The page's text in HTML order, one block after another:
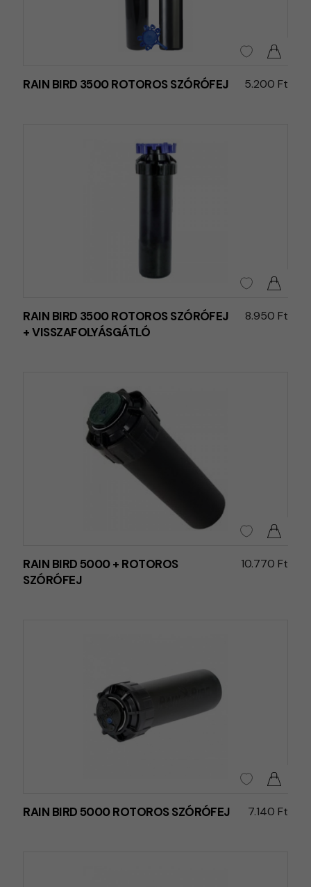
RAIN BIRD 3500 ROTOROS SZÓRÓFEJ 5.200 Ft
RAIN BIRD 3500 ROTOROS SZÓRÓFEJ
+ VISSZAFOLYÁSGÁTLÓ
8.950 Ft
RAIN BIRD 5000 + ROTOROS
SZÓRÓFEJ
10.770 Ft
RAIN BIRD 5000 ROTOROS SZÓRÓFEJ 7.140 Ft